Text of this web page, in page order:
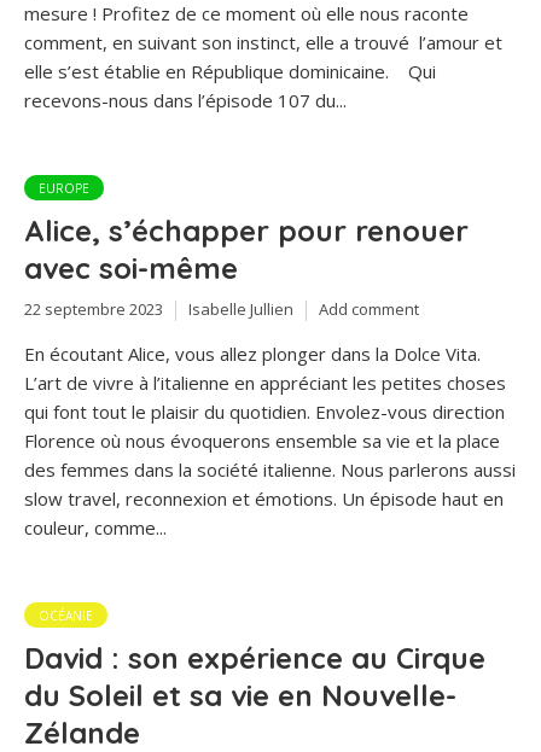
mesure ! Profitez de ce moment où elle nous raconte
comment, en suivant son instinct, elle a trouvé l’amour et
elle s’est établie en République dominicaine. Qui
recevons-nous dans l’épisode 107 du...
EUROPE
Alice, s’échapper pour renouer
avec soi-même
22 septembre 2023 Isabelle Jullien Add comment
En écoutant Alice, vous allez plonger dans la Dolce Vita.
L’art de vivre à l’italienne en appréciant les petites choses
qui font tout le plaisir du quotidien. Envolez-vous direction
Florence où nous évoquerons ensemble sa vie et la place
des femmes dans la société italienne. Nous parlerons aussi
slow travel, reconnexion et émotions. Un épisode haut en
couleur, comme...
OCÉANIE
David : son expérience au Cirque
du Soleil et sa vie en Nouvelle-
Zélande